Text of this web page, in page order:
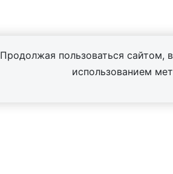
Продолжая пользоваться сайтом,
использованием